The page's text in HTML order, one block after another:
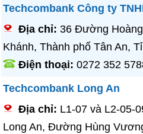
Techcombank Công ty
Địa chỉ:36 Đường
Khánh, Thành phố Tân An,
Điện thoại:0272 352
Techcombank Long An
Địa chỉ: L1-07 và L2-05-
Long An, Đường Hùng